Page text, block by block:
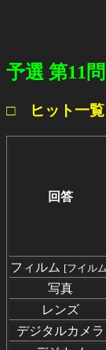
予選 第11
□ ヒット一覧
回答
フィルム [フイル
写真
レンズ
デジタルカメラ